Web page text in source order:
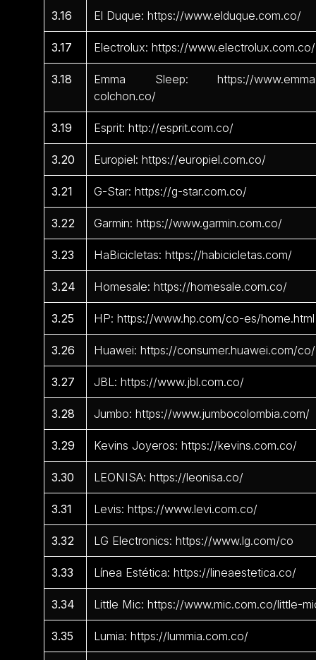
3.16 El Duque: https://www.elduque.com.co/
3.17 Electrolux: https://www.electrolux.com.co/
3.18
Emma Sleep: https://
colchon.co/
3.19 Esprit: http://esprit.com.co/
3.20 Europiel: https://europiel.com.co/
3.21 G-Star: https://g-star.com.co/
3.22 Garmin: https://www.garmin.com.co/
3.23 HaBicicletas: https://habicicletas.com/
3.24 Homesale: https://homesale.com.co/
3.25 HP: https://www.hp.com/co-es/home.html
3.26 Huawei: https://consumer.huawei.com/co/
3.27 JBL: https://www.jbl.com.co/
3.28 Jumbo: https://www.jumbocolombia.com/
3.29 Kevins Joyeros: https://kevins.com.co/
3.30 LEONISA: https://leonisa.co/
3.31 Levis: https://www.levi.com.co/
3.32 LG Electronics: https://www.lg.com/co
3.33 Línea Estética: https://lineaestetica.co/
3.34 Little Mic: https://www.mic.com.co/little-
3.35 Lumia: https://lummia.com.co/